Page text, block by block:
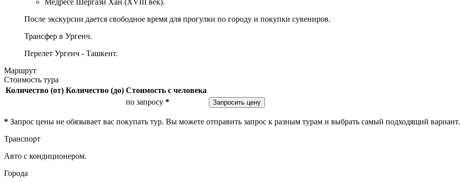
После экскурсии дается свободное время для прогулки по городу и покупки сувениров.
Трансфер в Ургенч.
Перелет Ургенч - Ташкент.
Маршрут
Стоимость тура
Количество (от) Количество (до) Стоимость с человека
по запросу * Запросить цену
* Запрос цены не обязывает вас покупать тур. Вы можете отправить запрос к разным турам и выбрать самый подходящий вариант.
Транспорт
Авто с кондиционером.
Города